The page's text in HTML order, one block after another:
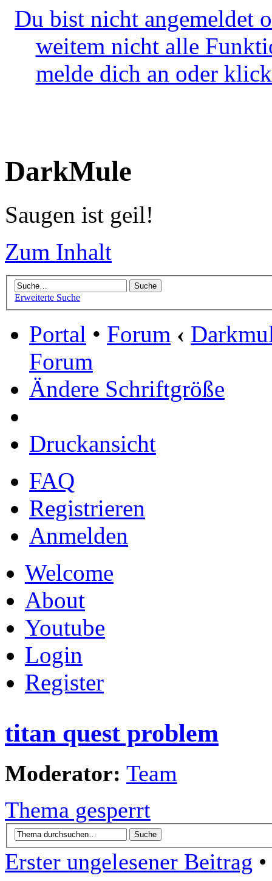
Du bist nicht angemeldet
weitem nicht alle
melde dich an oder
DarkMule
Saugen ist geil!
Zum Inhalt
Erweiterte Suche
Portal • Forum ‹
Forum
Ändere Schriftgröße
Druckansicht
FAQ
Registrieren
Anmelden
Welcome
About
Youtube
Login
Register
titan quest problem
Moderator: Team
Thema gesperrt
Erster ungelesener Beitrag